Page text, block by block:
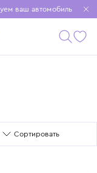
ваш автомобиль
15 000 ₽
еще удобнее
Сортировать